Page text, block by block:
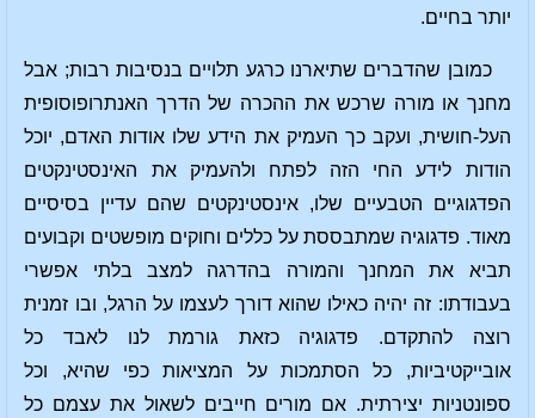
יותר בחיים.
כמובן שהדברים שתיארנו כרגע תלויים בנסיבות רבות; אבל
מחנך או מורה שרכש את ההכרה של הדרך האנתרופוסופית
העל-חושית, ועקב כך העמיק את הידע שלו אודות האדם, יוכל
הודות לידע החי הזה לפתח ולהעמיק את האינסטינקטים
הפדגוגיים הטבעיים שלו, אינסטינקטים שהם עדיין בסיסיים
מאוד. פדגוגיה שמתבססת על כללים וחוקים מופשטים וקבועים
תביא את המחנך והמורה בהדרגה למצב בלתי אפשרי
בעבודתו: זה יהיה כאילו שהוא דורך לעצמו על הרגל, ובו זמנית
רוצה להתקדם. פדגוגיה כזאת גורמת לנו לאבד כל
אובייקטיביות, כל הסתמכות על המציאות כפי שהיא, וכל
ספונטניות יצירתית. אם מורים חייבים לשאול את עצמם כל